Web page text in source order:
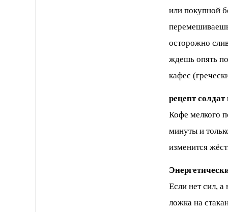
или покупной
осторожно
ждешь опять
кафес
рецепт
Кофе мелкого
минуты и
изменится
Если нет сил, а
ложка на